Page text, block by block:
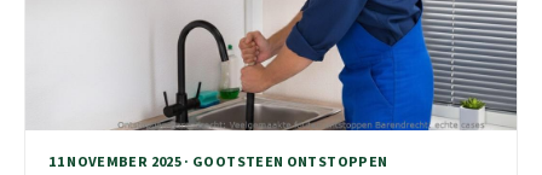
11 NOVEMBER 2025 · GOOTSTEEN ONTSTOPPEN